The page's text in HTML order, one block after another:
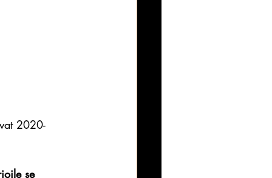
2020-
se